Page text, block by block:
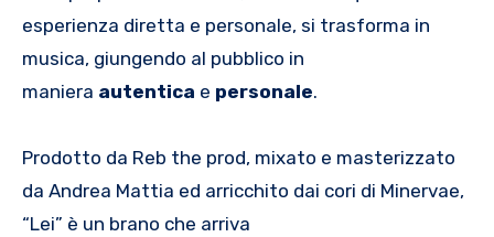
esperienza diretta e personale, si trasforma in
musica, giungendo al pubblico in
maniera autentica e personale.
Prodotto da Reb the prod, mixato e masterizzato
da Andrea Mattia ed arricchito dai cori di Minervae,
“Lei” è un brano che arriva